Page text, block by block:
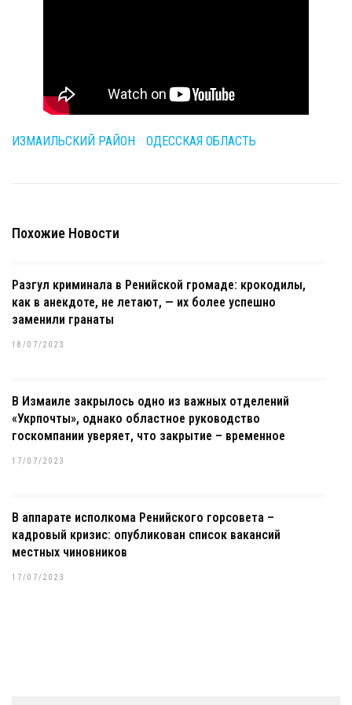
ИЗМАИЛЬСКИЙ РАЙОН ОДЕССКАЯ ОБЛАСТЬ
Похожие Новости
Разгул криминала в Ренийской громаде: крокодилы,
как в анекдоте, не летают, — их более успешно
заменили гранаты
18/07/2023
В Измаиле закрылось одно из важных отделений
«Укрпочты», однако областное руководство
госкомпании уверяет, что закрытие – временное
17/07/2023
В аппарате исполкома Ренийского горсовета –
кадровый кризис: опубликован список вакансий
местных чиновников
17/07/2023